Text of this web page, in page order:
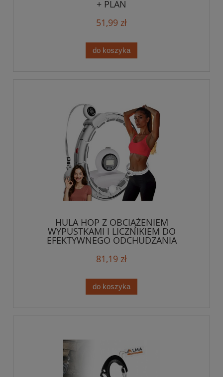
+ PLAN
51,99 zł
do koszyka
HULA HOP Z OBCIĄŻENIEM
WYPUSTKAMI I LICZNIKIEM DO
EFEKTYWNEGO ODCHUDZANIA
81,19 zł
do koszyka